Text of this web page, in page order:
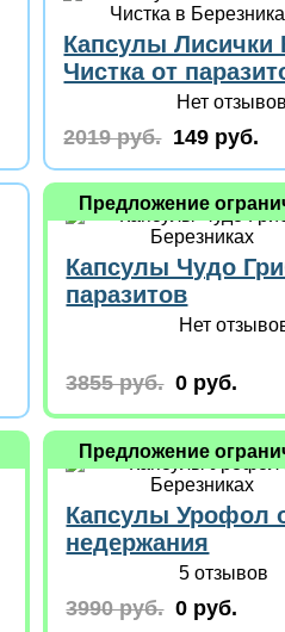
Капсулы Лисички
Чистка от
Нет отзывов
2019 руб. 149 руб.
Капсулы Чудо
паразитов
Нет
3855 руб. 0 руб.
Предложение
Капсулы Урофол
недержания
5 отзывов
3990 руб. 0 руб.
Предложение